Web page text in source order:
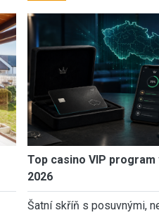
Top casino VIP program
2026
Šatní skříň s posuvnými,